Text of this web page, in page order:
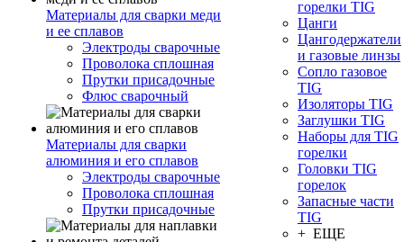
Материалы для сварки меди
и ее сплавов
Электроды сварочные
Проволока сплошная
Прутки присадочные
Флюс сварочный
Материалы для сварки
алюминия и его сплавов
Электроды сварочные
Проволока сплошная
Прутки присадочные
горелки TIG
Цанги
Цангодержатели
и газовые линзы
Сопло газовое
TIG
Изоляторы TIG
Заглушки TIG
Наборы для TIG
горелки
Головки TIG
горелок
Запасные части
TIG
+ ЕЩЕ